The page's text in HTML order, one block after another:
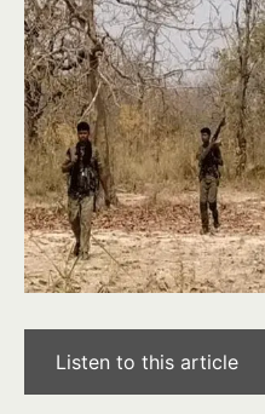
Listen to this article